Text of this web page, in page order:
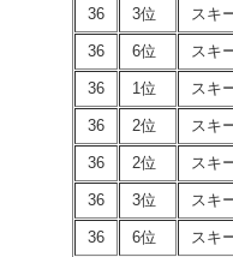
36 3位 スキ
36 6位 スキ
36 1位 スキ
36 2位 スキ
36 2位 スキ
36 3位 スキ
36 6位 スキ